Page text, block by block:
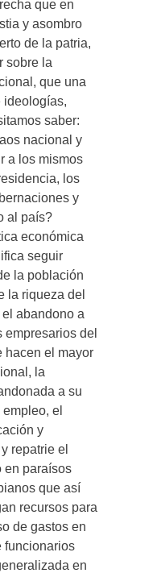
que en
y asombro
de la patria,
sobre la
que una
ideologías,
saber:
nacional y
a los mismos
los
y
al país?
económica
seguir
la población
la riqueza del
abandono a
empresarios del
hacen el mayor
la
a su
el
y
repatrie el
en paraísos
que así
recursos para
de gastos en
funcionarios
en